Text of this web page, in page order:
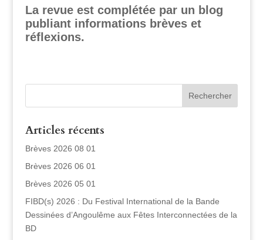
La revue est complétée par un blog
publiant informations brèves et
réflexions.
Articles récents
Brèves 2026 08 01
Brèves 2026 06 01
Brèves 2026 05 01
FIBD(s) 2026 : Du Festival International de la Bande
Dessinées d’Angoulême aux Fêtes Interconnectées de la
BD